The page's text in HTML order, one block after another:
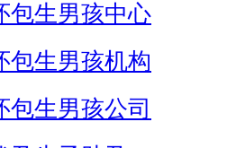
包生男孩中心
包生男孩机构
包生男孩公司